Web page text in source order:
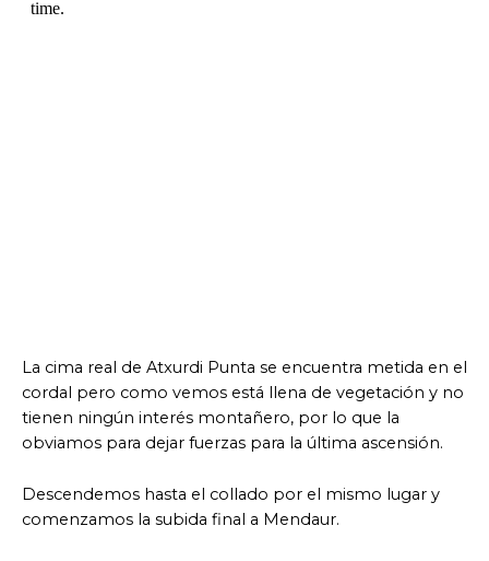
La cima real de Atxurdi Punta se encuentra metida en el
cordal pero como vemos está llena de vegetación y no
tienen ningún interés montañero, por lo que la
obviamos para dejar fuerzas para la última ascensión.
Descendemos hasta el collado por el mismo lugar y
comenzamos la subida final a Mendaur.